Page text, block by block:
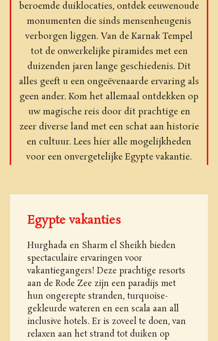
beroemde duiklocaties, ontdek eeuwenoude
monumenten die sinds mensenheugenis
verborgen liggen. Van de Karnak Tempel
tot de onwerkelijke piramides met een
duizenden jaren lange geschiedenis. Dit
alles geeft u een ongeëvenaarde ervaring als
geen ander. Kom het allemaal ontdekken op
uw magische reis door dit prachtige en
zeer diverse land met een schat aan historie
en cultuur. Lees hier alle mogelijkheden
voor een onvergetelijke Egypte vakantie.
Egypte vakanties
Hurghada en Sharm el Sheikh bieden
spectaculaire ervaringen voor
vakantiegangers! Deze prachtige resorts
aan de Rode Zee zijn een paradijs met
hun ongerepte stranden, turquoise-
gekleurde wateren en een scala aan all
inclusive hotels. Er is zoveel te doen, van
relaxen aan het strand tot duiken op